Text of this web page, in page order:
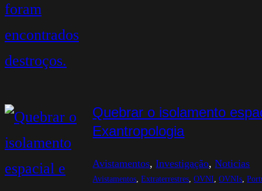
Quebrar o isolamento
Exantropologia
Avistamentos, Investigação, Noticias
Avistamentos, Extraterrestres, OVNI, OVNIs,